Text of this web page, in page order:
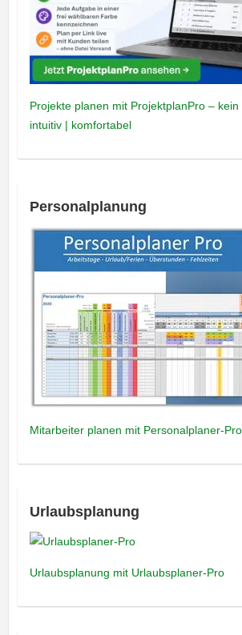
Projekte planen mit ProjektplanPro –
intuitiv | komfortabel
Personalplanung
Mitarbeiter planen mit Personalplaner-Pro
Urlaubsplanung
Urlaubsplanung mit Urlaubsplaner-Pro